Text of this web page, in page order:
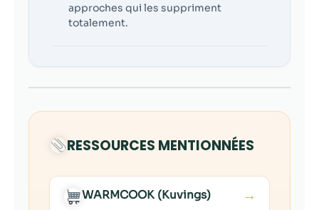
approches qui les suppriment
totalement.
RESSOURCES MENTIONNÉES
WARMCOOK (Kuvings) →